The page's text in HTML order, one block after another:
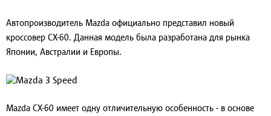
Автопроизводитель Mazda официально представил новый
кроссовер CX-60. Данная модель была разработана для рынка
Японии, Австралии и Европы.
Mazda CX-60 имеет одну отличительную особенность - в основе